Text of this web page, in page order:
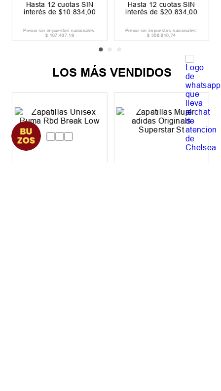
Hasta 12 cuotas SIN
interés de $10.834,00
Precio sin impuestos nacionales:
$ 107.437,19
Hasta 12 cuotas SIN
interés de $20.834,00
Precio sin impuestos nacionales:
$ 206.610,74
LOS MÁS VENDIDOS